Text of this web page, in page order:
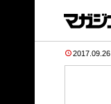
2017.09.26